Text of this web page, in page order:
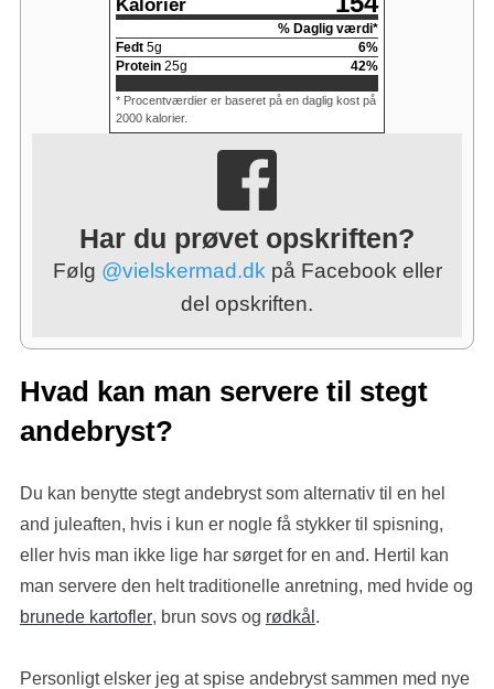
Kalorier
% Daglig værdi*
Fedt 5g 6%
Protein 25g 42%
* Procentværdier er baseret på en daglig kost på
2000 kalorier.
Har du prøvet opskriften?
Følg @vielskermad.dk på Facebook eller
del opskriften.
Hvad kan man servere til stegt
andebryst?
Du kan benytte stegt andebryst som alternativ til en hel
and juleaften, hvis i kun er nogle få stykker til spisning,
eller hvis man ikke lige har sørget for en and. Hertil kan
man servere den helt traditionelle anretning, med hvide og
brunede kartofler, brun sovs og rødkål .
Personligt elsker jeg at spise andebryst sammen med nye